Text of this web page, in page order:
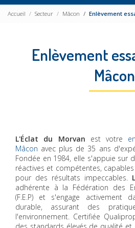
Accueil Secteur Mâcon Enlèvement
Enlèvement
Mâcon
L'Éclat du Morvan est votre
Mâcon avec plus de 35 ans
Fondée en 1984, elle s'appuie sur
réactives et compétentes,
pour des résultats impeccables.
adhérente à la Fédération des
(F.E.P) et s'engage activement
durable, assurant des
l'environnement. Certifiée